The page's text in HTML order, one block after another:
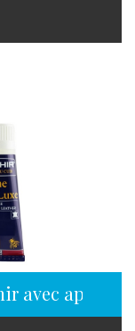
avec